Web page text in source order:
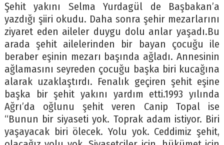
Şehit yakını Selma Yurdagül de Başbakan’a
yazdığı şiiri okudu. Daha sonra şehir mezarlarını
ziyaret eden aileler duygu dolu anlar yaşadı.Bu
arada şehit ailelerinden bir bayan çocuğu ile
beraber eşinin mezarı başında ağladı. Annesinin
ağlamasını seyreden çocuğu başka biri kucağına
alarak uzaklaştırdı. Fenalık geçiren şehit eşine
başka bir şehit yakını yardım etti.1993 yılında
Ağrı’da oğlunu şehit veren Canip Topal ise
“Bunun bir siyaseti yok. Toprak adam istiyor. Biri
yaşayacak biri ölecek. Yolu yok. Ceddimiz şehit,